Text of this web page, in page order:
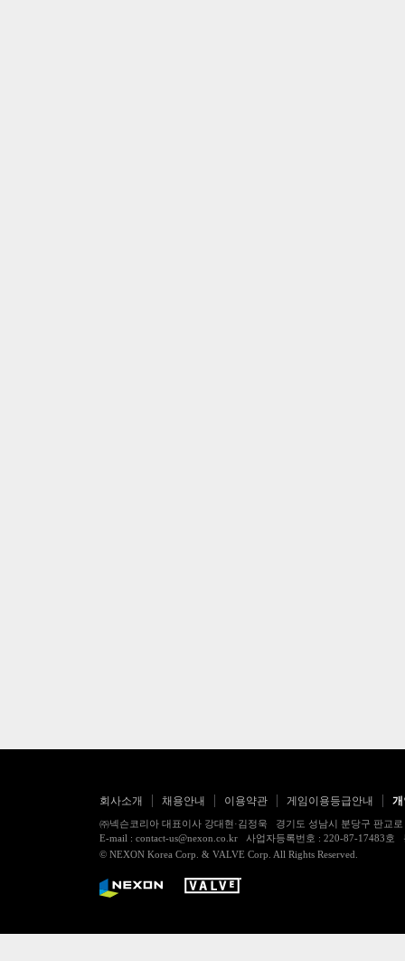
회사소개 채용안내 이용약관 게임이용등급안내
㈜넥슨코리아 대표이사 강대현·김정욱 경기도 성남시 분당구 판교
E-mail : contact-us@nexon.co.kr 사업자등록번호 : 220-87-17483
© NEXON Korea Corp. & VALVE Corp. All Rights Reserved.